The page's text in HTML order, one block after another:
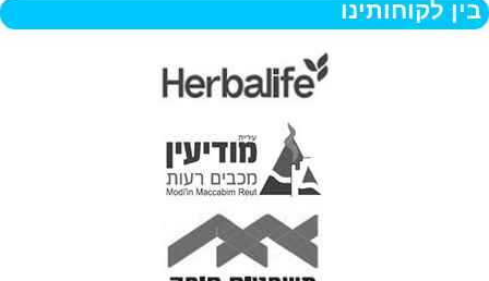
בין לקוחותינו